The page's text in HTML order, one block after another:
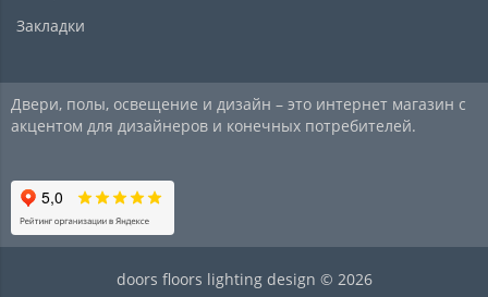
Закладки
Двери, полы, освещение и дизайн – это интернет магазин с
акцентом для дизайнеров и конечных потребителей.
doors floors lighting design © 2026